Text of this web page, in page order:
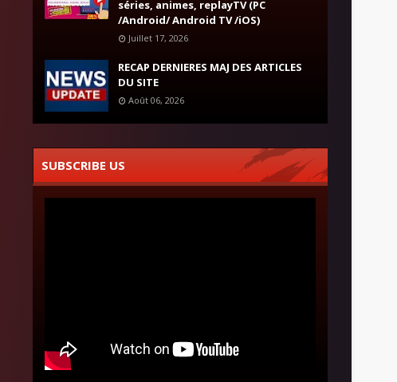
séries, animes, replayTV (PC
/Android/ Android TV /iOS)
Juillet 17, 2026
RECAP DERNIERES MAJ DES ARTICLES
DU SITE
Août 06, 2026
SUBSCRIBE US